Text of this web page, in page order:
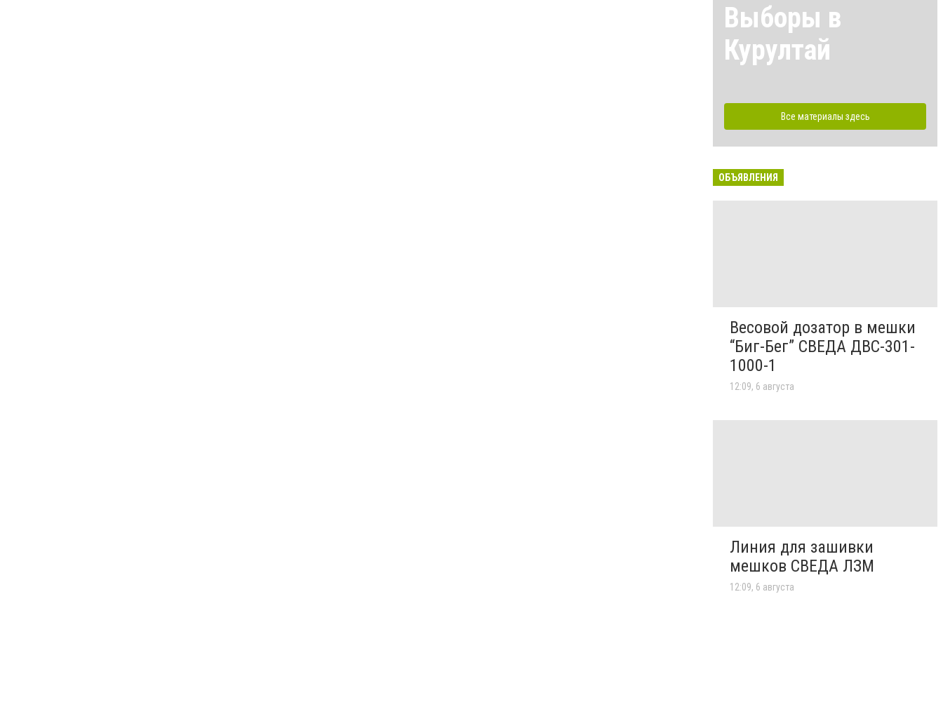
Выборы в
Курултай
Все материалы здесь
ОБЪЯВЛЕНИЯ
Весовой дозатор в мешки
“Биг-Бег” СВЕДА ДВС-301-
1000-1
12:09, 6 августа
Линия для зашивки
мешков СВЕДА ЛЗМ
12:09, 6 августа